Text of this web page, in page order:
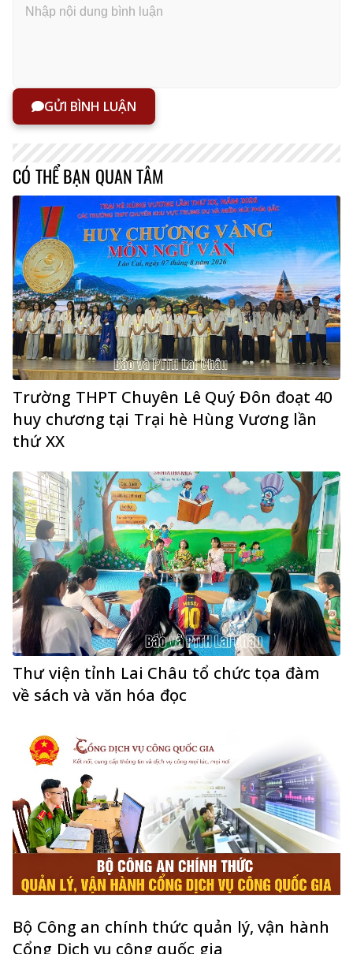
GỬI BÌNH LUẬN
CÓ THỂ BẠN QUAN TÂM
Trường THPT Chuyên Lê Quý Đôn đoạt 40
huy chương tại Trại hè Hùng Vương lần
thứ XX
Thư viện tỉnh Lai Châu tổ chức tọa đàm
về sách và văn hóa đọc
Bộ Công an chính thức quản lý, vận hành
Cổng Dịch vụ công quốc gia